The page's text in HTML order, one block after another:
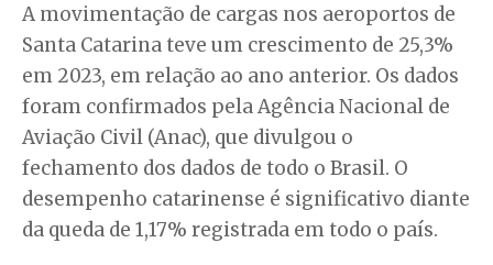
A movimentação de cargas nos aeroportos de
Santa Catarina teve um crescimento de 25,3%
em 2023, em relação ao ano anterior. Os dados
foram confirmados pela Agência Nacional de
Aviação Civil (Anac), que divulgou o
fechamento dos dados de todo o Brasil. O
desempenho catarinense é significativo diante
da queda de 1,17% registrada em todo o país.